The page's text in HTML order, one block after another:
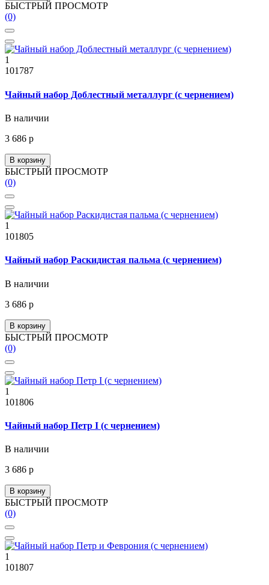
БЫСТРЫЙ ПРОСМОТР
(0)
1
101787
Чайный набор Доблестный металлург (с чернением)
В наличии
3 686 р
В корзину
БЫСТРЫЙ ПРОСМОТР
(0)
1
101805
Чайный набор Раскидистая пальма (с чернением)
В наличии
3 686 р
В корзину
БЫСТРЫЙ ПРОСМОТР
(0)
1
101806
Чайный набор Петр I (с чернением)
В наличии
3 686 р
В корзину
БЫСТРЫЙ ПРОСМОТР
(0)
1
101807